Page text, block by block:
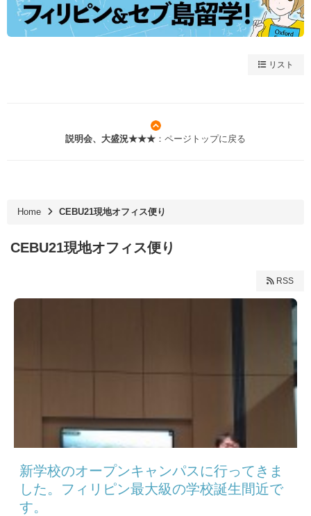
リスト
説明会、大盛況★★★ ：ページトップに戻る
Home CEBU21現地オフィス便り
CEBU21現地オフィス便り
RSS
新学校のオープンキャンパスに行ってきま
した。フィリピン最大級の学校誕生間近で
す。